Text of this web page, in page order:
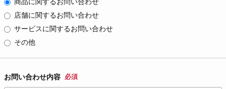
店舗に関するお問い合わせ
サービスに関するお問い合わせ
その他
お問い合わせ内容 必須